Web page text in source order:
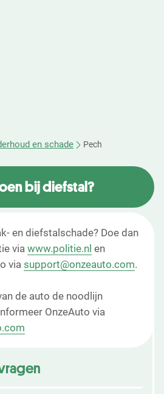
en schade Pech
bij diefstal?
en diefstalschade? Doe dan
via www.politie.nl en
via support@onzeauto.com.
de auto de noodlijn
OnzeAuto via